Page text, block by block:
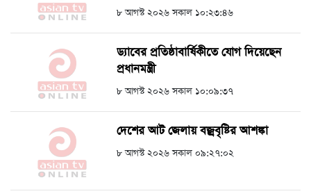
৮ আগস্ট ২০২৬ সকাল ১০:২৩:৪৬
ড্যাবের প্রতিষ্ঠাবার্ষিকীতে যোগ দিয়েছেন
প্রধানমন্ত্রী
৮ আগস্ট ২০২৬ সকাল ১০:০৯:৩৭
দেশের আট জেলায় বজ্রবৃষ্টির আশঙ্কা
৮ আগস্ট ২০২৬ সকাল ০৯:২৭:০২